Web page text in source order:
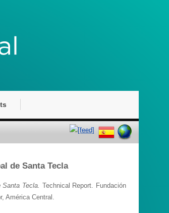
de Santa Tecla
Tecla. Technical Report. Fundación
América Central.